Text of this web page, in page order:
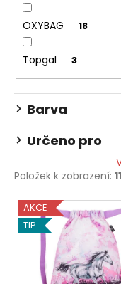
OXYBAG 18
Topgal 3
Barva
Určeno pro
Položek k zobrazení:
V
ý
p
AKCE
TIP